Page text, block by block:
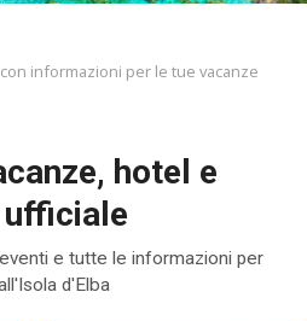
DAN
SLO
informazioni per le tue vacanze
hotel e
e tutte le informazioni per
d'Elba